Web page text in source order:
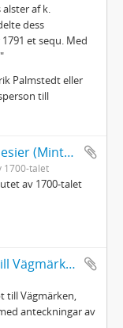
af k.
dess
et sequ. Med
Palmstedt eller
till
Samling af Bellmans Poesier (Mintons ex.)
1700-talet
av 1700-talet
Dag Hammarskjöld: Manuskript till Vägmärken
till Vägmärken,
anteckningar av